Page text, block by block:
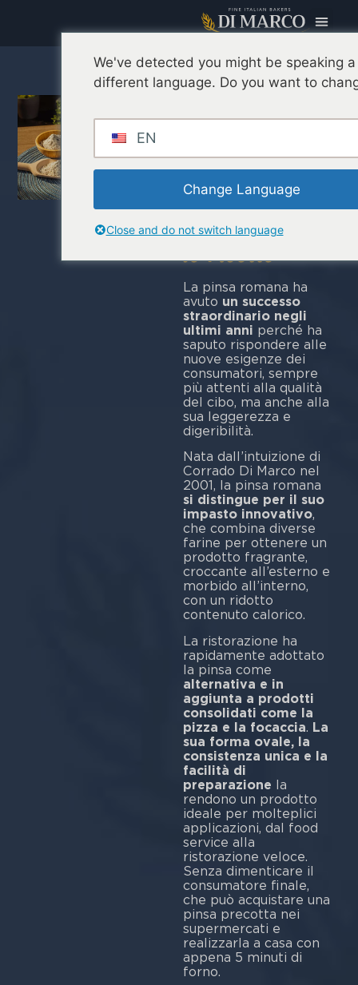
Pinsa
devi sapere:
cos’è, com’è
nata, i segreti
dell’impasto e
le ricette
La pinsa romana ha
avuto un successo
straordinario negli
ultimi anni perché ha
saputo rispondere alle
nuove esigenze dei
consumatori, sempre
più attenti alla qualità
del cibo, ma anche alla
sua leggerezza e
digeribilità.
Nata dall’intuizione di
Corrado Di Marco nel
2001, la pinsa romana
si distingue per il suo
impasto innovativo,
che combina diverse
farine per ottenere un
prodotto fragrante,
croccante all’esterno e
morbido all’interno,
con un ridotto
contenuto calorico.
La ristorazione ha
rapidamente adottato
la pinsa come
alternativa e in
aggiunta a prodotti
consolidati come la
pizza e la focaccia. La
sua forma ovale, la
consistenza unica e la
facilità di
preparazione la
rendono un prodotto
ideale per molteplici
applicazioni, dal food
service alla
ristorazione veloce.
Senza dimenticare il
consumatore finale,
che può acquistare una
pinsa precotta nei
supermercati e
realizzarla a casa con
appena 5 minuti di
forno.
We've detected you might be speaking a
different language. Do you want to
EN
Change Language
Close and do not switch language